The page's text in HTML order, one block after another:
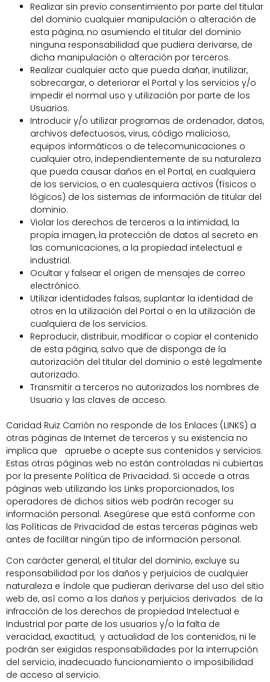
Realizar sin previo consentimiento por parte del titular
del dominio cualquier manipulación o alteración de
esta página, no asumiendo el titular del dominio
ninguna responsabilidad que pudiera derivarse, de
dicha manipulación o alteración por terceros.
Realizar cualquier acto que pueda dañar, inutilizar,
sobrecargar, o deteriorar el Portal y los servicios y/o
impedir el normal uso y utilización por parte de los
Usuarios.
Introducir y/o utilizar programas de ordenador, datos,
archivos defectuosos, virus, código malicioso,
equipos informáticos o de telecomunicaciones o
cualquier otro, independientemente de su naturaleza
que pueda causar daños en el Portal, en cualquiera
de los servicios, o en cualesquiera activos (físicos o
lógicos) de los sistemas de información de titular del
dominio.
Violar los derechos de terceros a la intimidad, la
propia imagen, la protección de datos al secreto en
las comunicaciones, a la propiedad intelectual e
industrial.
Ocultar y falsear el origen de mensajes de correo
electrónico.
Utilizar identidades falsas, suplantar la identidad de
otros en la utilización del Portal o en la utilización de
cualquiera de los servicios.
Reproducir, distribuir, modificar o copiar el contenido
de esta página, salvo que de disponga de la
autorización del titular del dominio o esté legalmente
autorizado.
Transmitir a terceros no autorizados los nombres de
Usuario y las claves de acceso.
Caridad Ruiz Carrión no responde de los Enlaces (LINKS) a
otras páginas de Internet de terceros y su existencia no
implica que apruebe o acepte sus contenidos y servicios.
Estas otras páginas web no están controladas ni cubiertas
por la presente Política de Privacidad. Si accede a otras
páginas web utilizando los Links proporcionados, los
operadores de dichos sitios web podrán recoger su
información personal. Asegúrese que está conforme con
las Políticas de Privacidad de estas terceras páginas web
antes de facilitar ningún tipo de información personal.
Con carácter general, el titular del dominio, excluye su
responsabilidad por los daños y perjuicios de cualquier
naturaleza e índole que pudieran derivarse del uso del sitio
web de, así como a los daños y perjuicios derivados de la
infracción de los derechos de propiedad Intelectual e
Industrial por parte de los usuarios y/o la falta de
veracidad, exactitud, y actualidad de los contenidos, ni le
podrán ser exigidas responsabilidades por la interrupción
del servicio, inadecuado funcionamiento o imposibilidad
de acceso al servicio.